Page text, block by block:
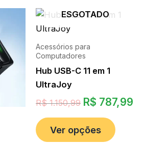
ESGOTADO
Acessórios para
Computadores
Hub USB-C 11 em 1
UltraJoy
R$1.150,99 R$ 787,99
Ver opções